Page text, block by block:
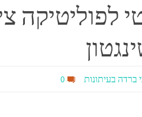
לפוליטיקה
ברדה בעיתונות 0